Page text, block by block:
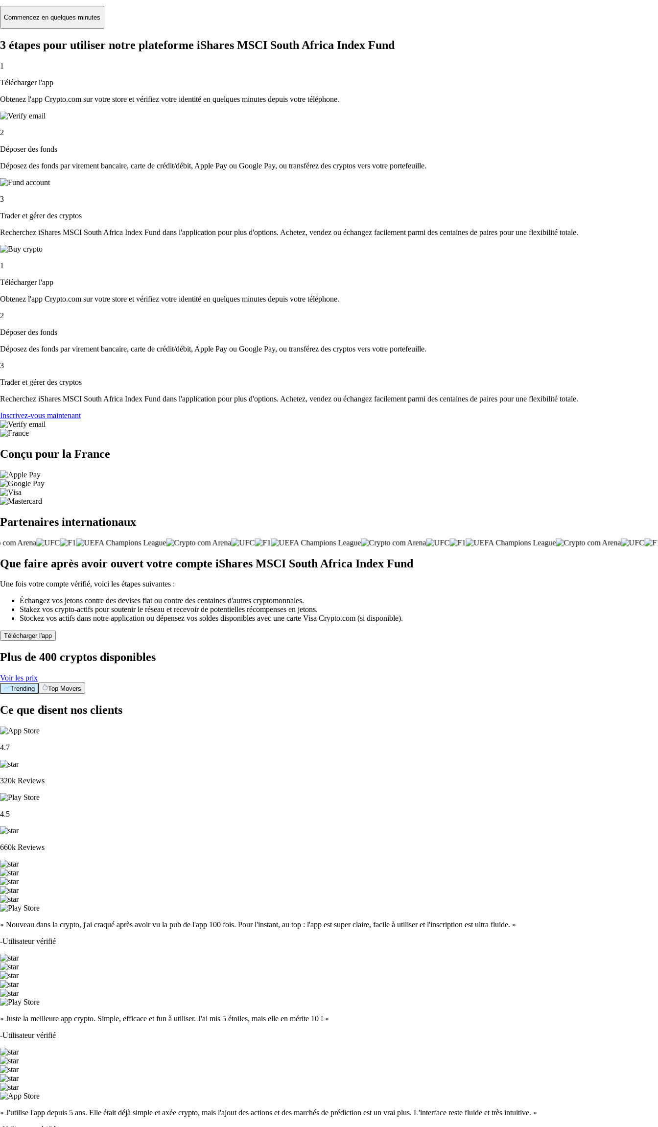
Commencez en quelques minutes
3 étapes pour utiliser notre plateforme iShares MSCI South Africa Index Fund
1
Télécharger l'app
Obtenez l'app Crypto.com sur votre store et vérifiez votre identité en quelques minutes depuis votre téléphone.
2
Déposer des fonds
Déposez des fonds par virement bancaire, carte de crédit/débit, Apple Pay ou Google Pay, ou transférez des cryptos vers votre portefeuille.
3
Trader et gérer des cryptos
Recherchez iShares MSCI South Africa Index Fund dans l'application pour plus d'options. Achetez, vendez ou échangez facilement parmi des centaines de paires pour une flexibilité totale.
1
Télécharger l'app
Obtenez l'app Crypto.com sur votre store et vérifiez votre identité en quelques minutes depuis votre téléphone.
2
Déposer des fonds
Déposez des fonds par virement bancaire, carte de crédit/débit, Apple Pay ou Google Pay, ou transférez des cryptos vers votre portefeuille.
3
Trader et gérer des cryptos
Recherchez iShares MSCI South Africa Index Fund dans l'application pour plus d'options. Achetez, vendez ou échangez facilement parmi des centaines de paires pour une flexibilité totale.
Inscrivez-vous maintenant
Conçu pour la France
Partenaires internationaux
Que faire après avoir ouvert votre compte iShares MSCI South Africa Index Fund
Une fois votre compte vérifié, voici les étapes suivantes :
Échangez vos jetons contre des devises fiat ou contre des centaines d'autres cryptomonnaies.
Stakez vos crypto-actifs pour soutenir le réseau et recevoir de potentielles récompenses en jetons.
Stockez vos actifs dans notre application ou dépensez vos soldes disponibles avec une carte Visa Crypto.com (si disponible).
Télécharger l'app
Plus de 400 cryptos disponibles
Voir les prix
Trending Top Movers
Ce que disent nos clients
4.7
320k Reviews
4.5
660k Reviews
« Nouveau dans la crypto, j'ai craqué après avoir vu la pub de l'app 100 fois. Pour l'instant, au top : l'app est super claire, facile à utiliser et l'inscription est ultra fluide. »
-Utilisateur vérifié
« Juste la meilleure app crypto. Simple, efficace et fun à utiliser. J'ai mis 5 étoiles, mais elle en mérite 10 ! »
-Utilisateur vérifié
« J'utilise l'app depuis 5 ans. Elle était déjà simple et axée crypto, mais l'ajout des actions et des marchés de prédiction est un vrai plus. L'interface reste fluide et très intuitive. »